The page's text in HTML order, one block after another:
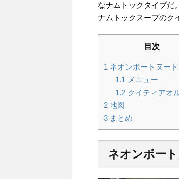
なナムトックタイプだ。
ナムトックスープのク
目次
1 ネオンボートヌー
1.1 メニュー
1.2クイティアオ
2 地図
3 まとめ
ネオンボー